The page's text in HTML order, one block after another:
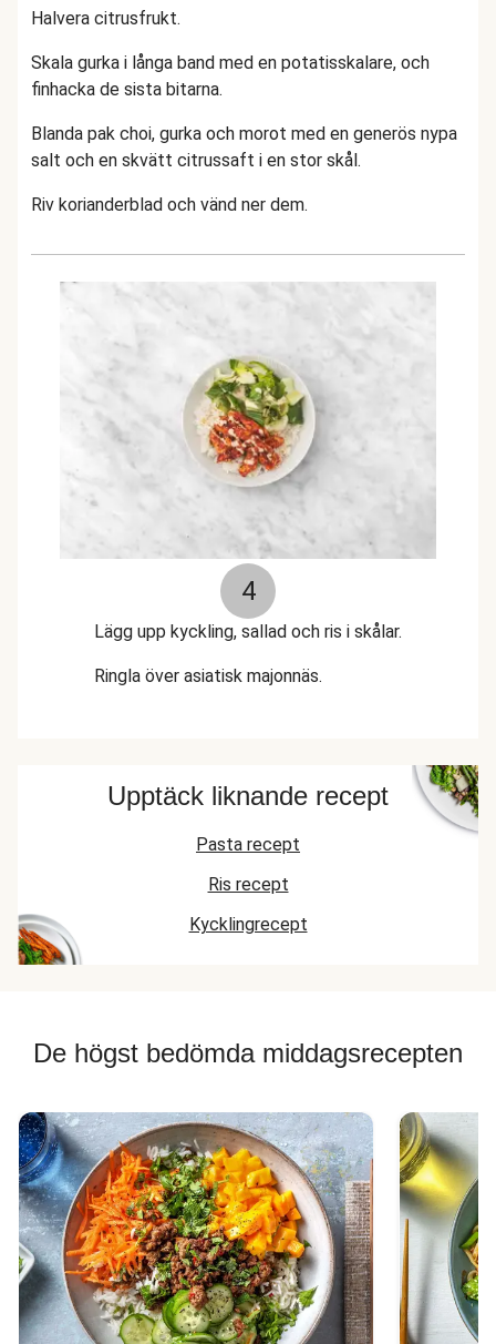
Halvera citrusfrukt.
Skala gurka i långa band med en potatisskalare, och
finhacka de sista bitarna.
Blanda pak choi, gurka och morot med en generös nypa
salt och en skvätt citrussaft i en stor skål.
Riv korianderblad och vänd ner dem.
4
Lägg upp kyckling, sallad och ris i skålar.
Ringla över asiatisk majonnäs.
Upptäck liknande recept
Pasta recept
Ris recept
Kycklingrecept
De högst bedömda middagsrecepten